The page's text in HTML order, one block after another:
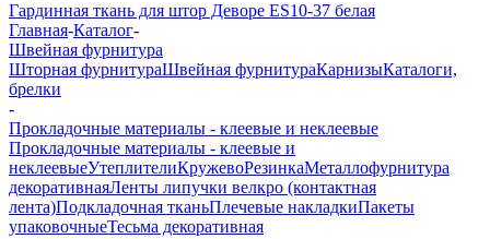
Гардинная ткань для штор Деворе ES10-37 белая
Главная-Каталог-
Швейная фурнитура
Шторная фурнитураШвейная фурнитураКарнизыКаталоги,
брелки
-
Прокладочные материалы - клеевые и неклеевые
Прокладочные материалы - клеевые и
неклеевыеУтеплителиКружевоРезинкаМеталлофурнитура
декоративнаяЛенты липучки велкро (контактная
лента)Подкладочная тканьПлечевые накладкиПакеты
упаковочныеТесьма декоративная